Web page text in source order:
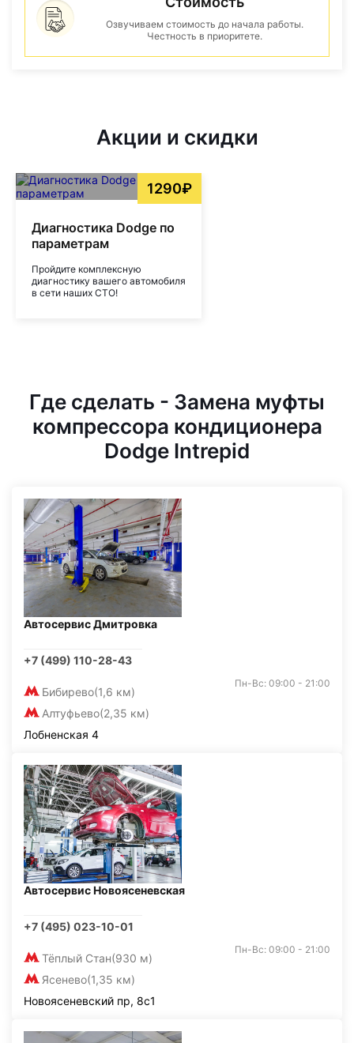
Озвучиваем стоимость до начала работы.
Честность в приоритете.
Акции и скидки
1290₽
Диагностика Dodge по
параметрам
Пройдите комплексную
диагностику вашего автомобиля
в сети наших СТО!
Где сделать - Замена муфты
компрессора кондиционера
Dodge Intrepid
Автосервис Дмитровка
+7 (499) 110-28-43
Бибирево(1,6 км)
Алтуфьево(2,35 км)
Пн-Вс: 09:00 - 21:00
Лобненская 4
Автосервис Новоясеневская
+7 (495) 023-10-01
Тёплый Стан(930 м)
Ясенево(1,35 км)
Пн-Вс: 09:00 - 21:00
Новоясеневский пр, 8с1